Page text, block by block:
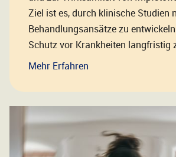
Ziel ist es, durch klinische Studien
Behandlungsansätze zu
Schutz vor Krankheiten langfristig
Mehr Erfahren